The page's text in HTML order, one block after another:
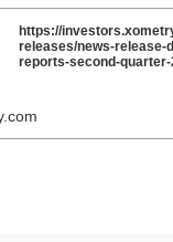
https://
releases/news-release-
reports-second-